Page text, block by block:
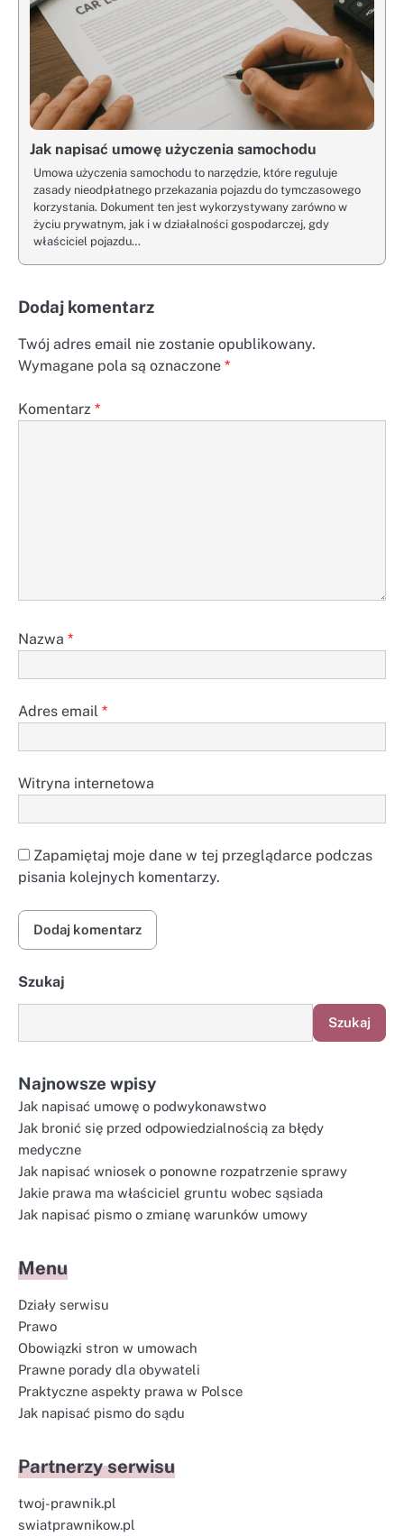
Jak napisać umowę użyczenia samochodu
Umowa użyczenia samochodu to narzędzie, które reguluje
zasady nieodpłatnego przekazania pojazdu do tymczasowego
korzystania. Dokument ten jest wykorzystywany zarówno w
życiu prywatnym, jak i w działalności gospodarczej, gdy
właściciel pojazdu…
Dodaj komentarz
Twój adres email nie zostanie opublikowany.
Wymagane pola są oznaczone *
Komentarz *
Nazwa *
Adres email *
Witryna internetowa
Zapamiętaj moje dane w tej przeglądarce podczas
pisania kolejnych komentarzy.
Szukaj
Szukaj
Najnowsze wpisy
Jak napisać umowę o podwykonawstwo
Jak bronić się przed odpowiedzialnością za błędy
medyczne
Jak napisać wniosek o ponowne rozpatrzenie sprawy
Jakie prawa ma właściciel gruntu wobec sąsiada
Jak napisać pismo o zmianę warunków umowy
Menu
Działy serwisu
Prawo
Obowiązki stron w umowach
Prawne porady dla obywateli
Praktyczne aspekty prawa w Polsce
Jak napisać pismo do sądu
Partnerzy serwisu
twoj-prawnik.pl
swiatprawnikow.pl